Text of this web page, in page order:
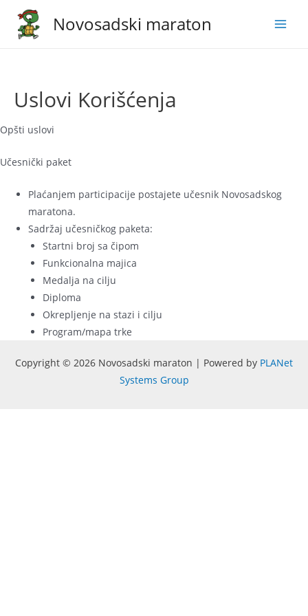
content
Novosadski maraton
Uslovi Korišćenja
Opšti uslovi
Učesnički paket
Plaćanjem participacije postajete učesnik Novosadskog
maratona.
Sadržaj učesničkog paketa:
Startni broj sa čipom
Funkcionalna majica
Medalja na cilju
Diploma
Okrepljenje na stazi i cilju
Program/mapa trke
Copyright © 2026 Novosadski maraton | Powered by PLANet
Systems Group